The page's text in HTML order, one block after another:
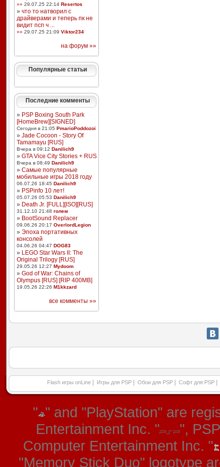
»» 29.07.25 22:14 Resertos
» что то натворил с
драйверами и теперь пк не
видит псп ч ...
»» 29.07.25 21:09 Viktor234
на форум »»
Популярные статьи
Последние комменты
» PSP Boxing South Park
[HomeBrew][SIGNED]
Сегодня в 21:05 PmarioPoddozoi
» Jade Cocoon - Story Of
Tamamayu [RUS]
Вчера в 09:12 Danilich9
» GTA Vice City Stories + RUS
Вчера в 08:49 Danilich9
» Самые популярные
мобильные игры 2018 году
06.07.26 18:45 Danilich9
» PSPinfo 10 лет!
05.07.26 05:53 Danilich9
» Death Jr. [FULL][ISO][RUS]
31.12.10 21:48 голем
» BootSound Replacer
09.06.26 20:17 OverlordLegion
» Эпоха портативных
консолей
04.06.26 04:47 DOG83
» LEGO Star Wars II: The
Original Trilogy [RUS]
29.05.26 12:27 Mydoom
» God of War: Chains of
Olympus [RUS] [RIP 400MB]
19.05.26 22:26 M1kkzard
все комменты »»
Flash игры onLine Игры для PSP Обои для PSP Софт для PSP
" " and "PlayStation" are
Entertainment Inc. "
",
Computer Entertainment Inc. "
"Memory Stick Duo" logotype